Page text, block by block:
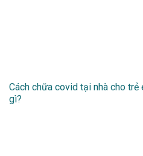
Cách chữa covid tại nhà cho trẻ
gì?